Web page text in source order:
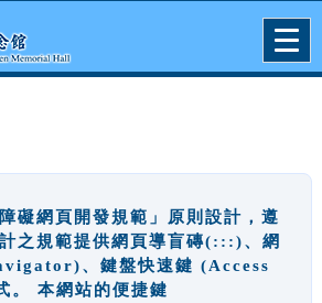
礙網頁開發規範」原則設計，遵
之規範提供網頁導盲磚(:::)、網
、鍵盤快速鍵 (Access
。 本網站的便捷鍵